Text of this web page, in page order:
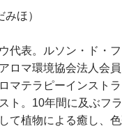
ほ）
代表。ルソン・ド・
ロマ環境協会法人会
マテラピーインスト
ト。10年間に及ぶフ
て植物による癒し、